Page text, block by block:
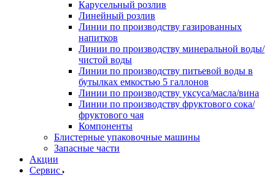
Карусельный розлив
Линейный розлив
Линии по производству газированных
напитков
Линии по производству минеральной воды/
чистой воды
Линии по производству питьевой воды в
бутылках емкостью 5 галлонов
Линии по производству уксуса/масла/вина
Линии по производству фруктового сока/
фруктового чая
Компоненты
Блистерные упаковочные машины
Запасные части
Акции
Сервис